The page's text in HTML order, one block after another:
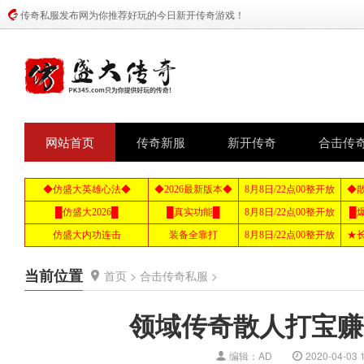
传奇私服发布网为你推荐好玩的今日新开传奇游戏！
网站首页 传奇新服 新开传奇 合击传
当前位置 首页 > 合击传奇私服 >
领域传奇散人打宝
编辑：AD 2020-04-03